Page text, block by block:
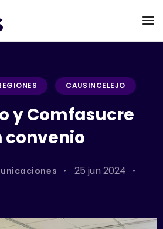
CAUSINCELEJO
y Comfasucre
convenio
25 jun 2024